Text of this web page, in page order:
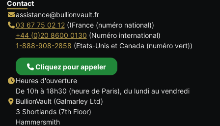
Contact
assistance@bullionvault.fr
03 67 75 02 12((France (numéro national))
+44 (0)20 8600 0130 (Numéro international)
1-888-908-2858 (Etats-Unis et Canada (numéro vert))
Cliquez pour appeler
Heures d'ouverture
De 10h à 18h30 (heure de Paris), du lundi au vendredi
BullionVault (Galmarley Ltd)
3 Shortlands (7th Floor)
Hammersmith